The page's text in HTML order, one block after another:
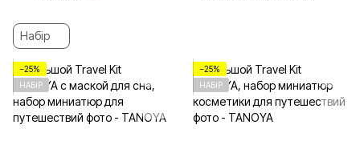
Набір
−25%
НАБІР
−25%
НАБІР